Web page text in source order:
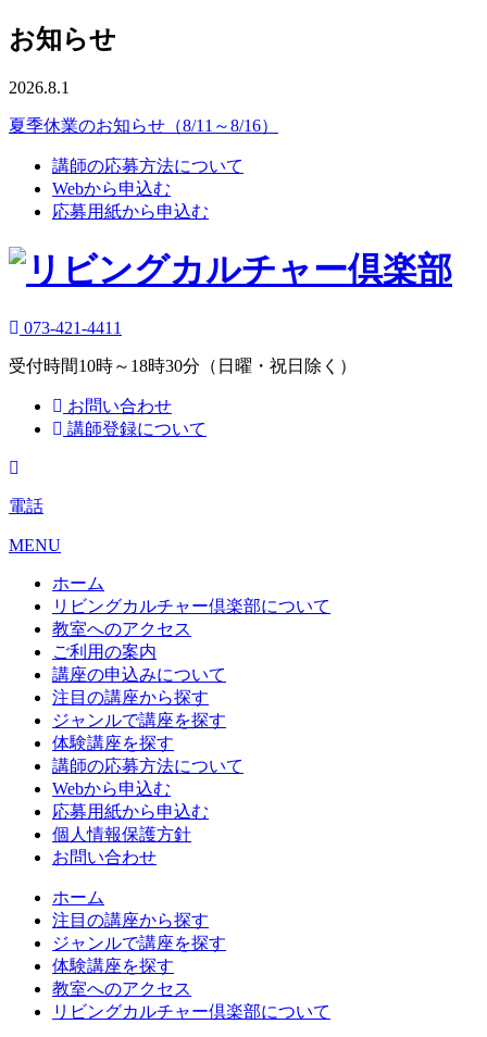
お知らせ
2026.8.1
夏季休業のお知らせ（8/11～8/16）
講師の応募方法について
Webから申込む
応募用紙から申込む
073-421-4411
受付時間10時～18時30分（日曜・祝日除く）
お問い合わせ
講師登録について
電話
MENU
ホーム
リビングカルチャー倶楽部について
教室へのアクセス
ご利用の案内
講座の申込みについて
注目の講座から探す
ジャンルで講座を探す
体験講座を探す
講師の応募方法について
Webから申込む
応募用紙から申込む
個人情報保護方針
お問い合わせ
ホーム
注目の講座から探す
ジャンルで講座を探す
体験講座を探す
教室へのアクセス
リビングカルチャー倶楽部について